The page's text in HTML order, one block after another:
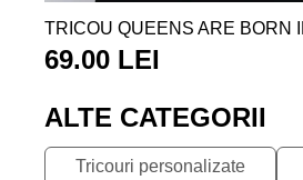
TRICOU QUEENS ARE BORN
69.00 LEI
ALTE CATEGORII
Tricouri personalizate